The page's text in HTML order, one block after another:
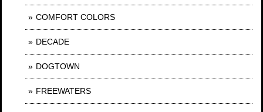
COMFORT COLORS
DECADE
DOGTOWN
FREEWATERS